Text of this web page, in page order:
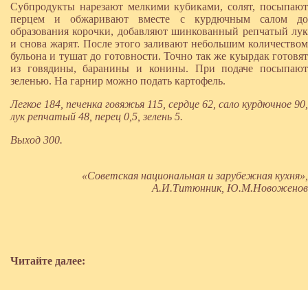
Субпродукты нарезают мелкими кубиками, солят, посыпают
перцем и обжаривают вместе с курдючным салом до
образования корочки, добавляют шинкованный репчатый лук
и снова жарят. После этого заливают небольшим количеством
бульона и тушат до готовности. Точно так же куырдак готовят
из говядины, баранины и конины. При подаче посыпают
зеленью. На гарнир можно подать картофель.
Легкое 184, печенка говяжья 115, сердце 62, сало курдючное 90,
лук репчатый 48, перец 0,5, зелень 5.
Выход 300.
«Советская национальная и зарубежная кухня»,
А.И.Титюнник, Ю.М.Новоженов
Читайте далее: